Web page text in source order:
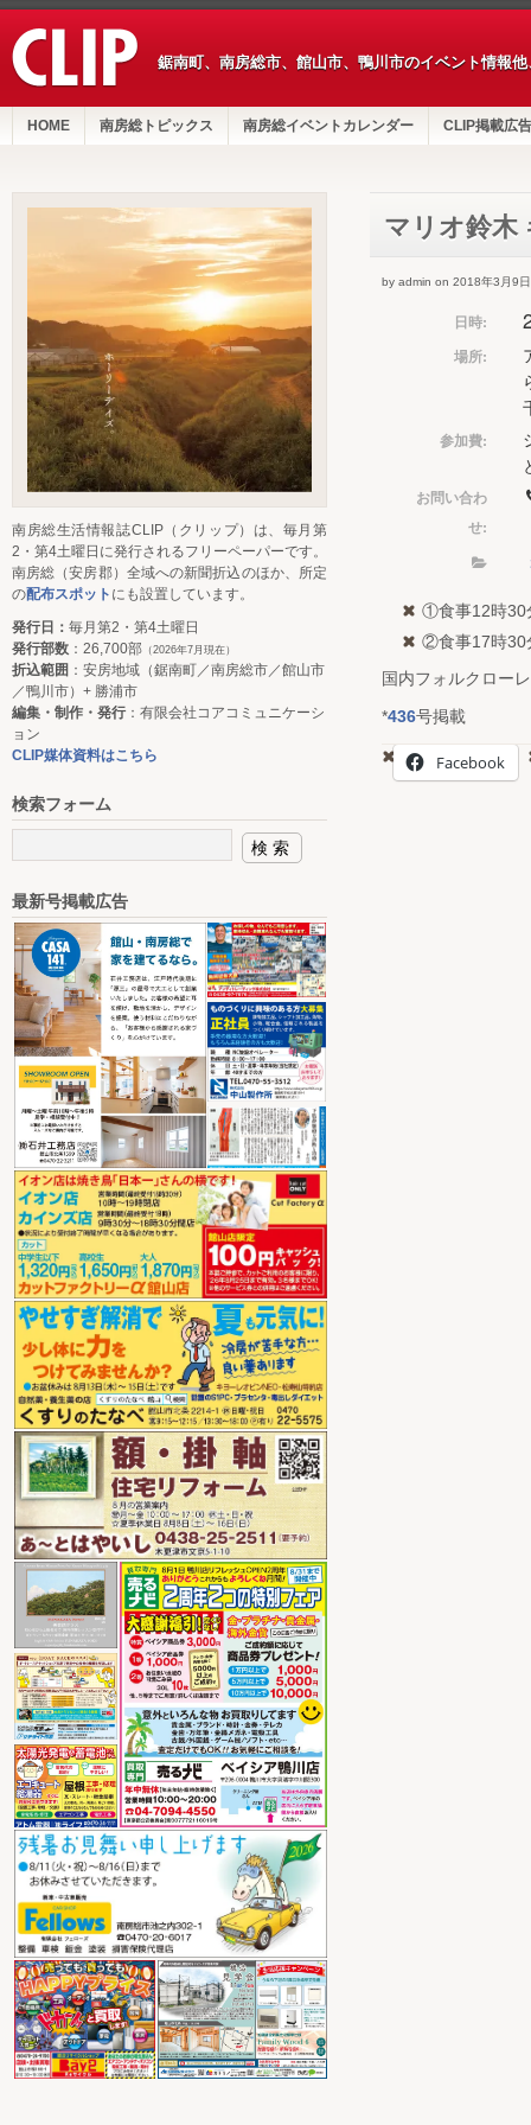
鋸南町、南房総市、館山市、鴨川市のイベント情報
HOME 南房総トピックス 南房総イベントカレンダー CLIP掲載広告
マリオ鈴木
by admin on 2018年3月9日
日時:
場所:
参加費:
お問い合わ
せ:
①食事12時30
②食事17時30
国内フォルクロー
*436号掲載
Facebook
南房総生活情報誌CLIP（クリップ）は、毎月第
2・第4土曜日に発行されるフリーペーパーです。
南房総（安房郡）全域への新聞折込のほか、所定
の配布スポット にも設置しています。
発行日： 毎月第2・第4土曜日
発行部数 ：26,700部 （2026年7月現在）
折込範囲 ：安房地域（鋸南町／南房総市／館山市
／鴨川市）+ 勝浦市
編集・制作・発行：有限会社コアコミュニケーシ
ョン
CLIP媒体資料はこちら
検索フォーム
最新号掲載広告